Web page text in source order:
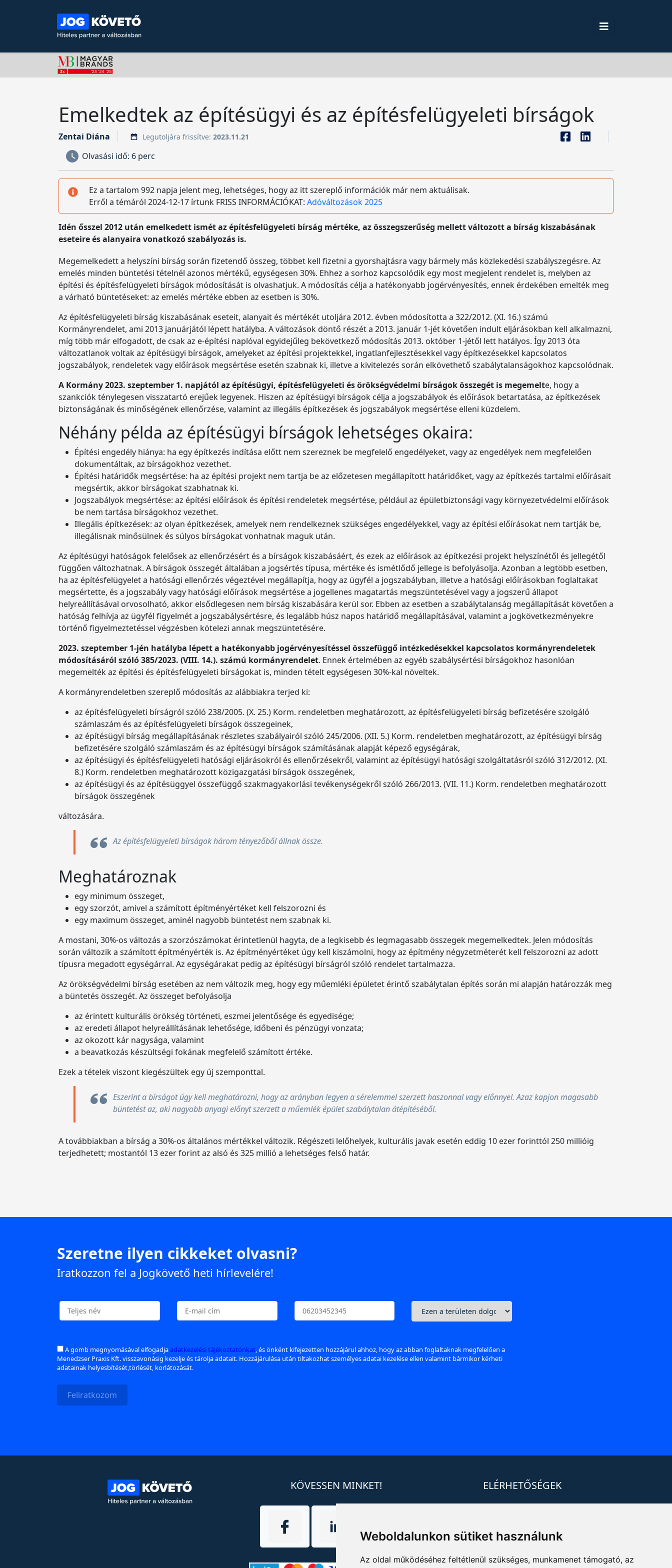
Weboldalunkon sütiket használunk
Az oldal működéséhez feltétlenül szükséges, munkamenet támogató, az
Emelkedtek az építésügyi és az építésfelügyeleti bírságok
Zentai Diána Legutoljára frissítve: 2023.11.21
Olvasási idő: 6 perc
Ez a tartalom 992 napja jelent meg, lehetséges, hogy az itt szereplő információk már nem aktuálisak.
Erről a témáról 2024-12-17 írtunk FRISS INFORMÁCIÓKAT: Adóváltozások 2025
Idén ősszel 2012 után emelkedett ismét az építésfelügyeleti bírság mértéke, az összegszerűség mellett változott a bírság kiszabásának
eseteire és alanyaira vonatkozó szabályozás is.
Megemelkedett a helyszíni bírság során fizetendő összeg, többet kell fizetni a gyorshajtásra vagy bármely más közlekedési szabályszegésre. Az
emelés minden büntetési tételnél azonos mértékű, egységesen 30%. Ehhez a sorhoz kapcsolódik egy most megjelent rendelet is, melyben az
építési és építésfelügyeleti bírságok módosítását is olvashatjuk. A módosítás célja a hatékonyabb jogérvényesítés, ennek érdekében emelték meg
a várható büntetéseket: az emelés mértéke ebben az esetben is 30%.
Az építésfelügyeleti bírság kiszabásának eseteit, alanyait és mértékét utoljára 2012. évben módosította a 322/2012. (XI. 16.) számú
Kormányrendelet, ami 2013 januárjától lépett hatályba. A változások döntő részét a 2013. január 1-jét követően indult eljárásokban kell alkalmazni,
míg több már elfogadott, de csak az e-építési naplóval egyidejűleg bekövetkező módosítás 2013. október 1-jétől lett hatályos. Így 2013 óta
változatlanok voltak az építésügyi bírságok, amelyeket az építési projektekkel, ingatlanfejlesztésekkel vagy építkezésekkel kapcsolatos
jogszabályok, rendeletek vagy előírások megsértése esetén szabnak ki, illetve a kivitelezés során elkövethető szabálytalanságokhoz kapcsolódnak.
A Kormány 2023. szeptember 1. napjától az építésügyi, építésfelügyeleti és örökségvédelmi bírságok összegét is megemelte, hogy a
szankciók ténylegesen visszatartó erejűek legyenek. Hiszen az építésügyi bírságok célja a jogszabályok és előírások betartatása, az építkezések
biztonságának és minőségének ellenőrzése, valamint az illegális építkezések és jogszabályok megsértése elleni küzdelem.
Néhány példa az építésügyi bírságok lehetséges okaira:
Építési engedély hiánya: ha egy építkezés indítása előtt nem szereznek be megfelelő engedélyeket, vagy az engedélyek nem megfelelően
dokumentáltak, az bírságokhoz vezethet.
Építési határidők megsértése: ha az építési projekt nem tartja be az előzetesen megállapított határidőket, vagy az építkezés tartalmi előírásait
megsértik, akkor bírságokat szabhatnak ki.
Jogszabályok megsértése: az építési előírások és építési rendeletek megsértése, például az épületbiztonsági vagy környezetvédelmi előírások
be nem tartása bírságokhoz vezethet.
Illegális építkezések: az olyan építkezések, amelyek nem rendelkeznek szükséges engedélyekkel, vagy az építési előírásokat nem tartják be,
illegálisnak minősülnek és súlyos bírságokat vonhatnak maguk után.
Az építésügyi hatóságok felelősek az ellenőrzésért és a bírságok kiszabásáért, és ezek az előírások az építkezési projekt helyszínétől és jellegétől
függően változhatnak. A bírságok összegét általában a jogsértés típusa, mértéke és ismétlődő jellege is befolyásolja. Azonban a legtöbb esetben,
ha az építésfelügyelet a hatósági ellenőrzés végeztével megállapítja, hogy az ügyfél a jogszabályban, illetve a hatósági előírásokban foglaltakat
megsértette, és a jogszabály vagy hatósági előírások megsértése a jogellenes magatartás megszüntetésével vagy a jogszerű állapot
helyreállításával orvosolható, akkor elsődlegesen nem bírság kiszabására kerül sor. Ebben az esetben a szabálytalanság megállapítását követően a
hatóság felhívja az ügyfél figyelmét a jogszabálysértésre, és legalább húsz napos határidő megállapításával, valamint a jogkövetkezményekre
történő figyelmeztetéssel végzésben kötelezi annak megszüntetésére.
2023. szeptember 1-jén hatályba lépett a hatékonyabb jogérvényesítéssel összefüggő intézkedésekkel kapcsolatos kormányrendeletek
módosításáról szóló 385/2023. (VIII. 14.). számú kormányrendelet. Ennek értelmében az egyéb szabálysértési bírságokhoz hasonlóan
megemelték az építési és építésfelügyeleti bírságokat is, minden tételt egységesen 30%-kal növeltek.
A kormányrendeletben szereplő módosítás az alábbiakra terjed ki:
az építésfelügyeleti bírságról szóló 238/2005. (X. 25.) Korm. rendeletben meghatározott, az építésfelügyeleti bírság befizetésére szolgáló
számlaszám és az építésfelügyeleti bírságok összegeinek,
az építésügyi bírság megállapításának részletes szabályairól szóló 245/2006. (XII. 5.) Korm. rendeletben meghatározott, az építésügyi bírság
befizetésére szolgáló számlaszám és az építésügyi bírságok számításának alapját képező egységárak,
az építésügyi és építésfelügyeleti hatósági eljárásokról és ellenőrzésekről, valamint az építésügyi hatósági szolgáltatásról szóló 312/2012. (XI.
8.) Korm. rendeletben meghatározott közigazgatási bírságok összegének,
az építésügyi és az építésüggyel összefüggő szakmagyakorlási tevékenységekről szóló 266/2013. (VII. 11.) Korm. rendeletben meghatározott
bírságok összegének
változására.
Az építésfelügyeleti bírságok három tényezőből állnak össze.
Meghatároznak
egy minimum összeget,
egy szorzót, amivel a számított építményértéket kell felszorozni és
egy maximum összeget, aminél nagyobb büntetést nem szabnak ki.
A mostani, 30%-os változás a szorzószámokat érintetlenül hagyta, de a legkisebb és legmagasabb összegek megemelkedtek. Jelen módosítás
során változik a számított építményérték is. Az építményértéket úgy kell kiszámolni, hogy az építmény négyzetméterét kell felszorozni az adott
típusra megadott egységárral. Az egységárakat pedig az építésügyi bírságról szóló rendelet tartalmazza.
Az örökségvédelmi bírság esetében az nem változik meg, hogy egy műemléki épületet érintő szabálytalan építés során mi alapján határozzák meg
a büntetés összegét. Az összeget befolyásolja
az érintett kulturális örökség történeti, eszmei jelentősége és egyedisége;
az eredeti állapot helyreállításának lehetősége, időbeni és pénzügyi vonzata;
az okozott kár nagysága, valamint
a beavatkozás készültségi fokának megfelelő számított értéke.
Ezek a tételek viszont kiegészültek egy új szemponttal.
Eszerint a bírságot úgy kell meghatározni, hogy az arányban legyen a sérelemmel szerzett haszonnal vagy előnnyel. Azaz kapjon magasabb
büntetést az, aki nagyobb anyagi előnyt szerzett a műemlék épület szabálytalan átépítéséből.
A továbbiakban a bírság a 30%-os általános mértékkel változik. Régészeti lelőhelyek, kulturális javak esetén eddig 10 ezer forinttól 250 millióig
terjedhetett; mostantól 13 ezer forint az alsó és 325 millió a lehetséges felső határ.
Szeretne ilyen cikkeket olvasni?
Iratkozzon fel a Jogkövető heti hírlevelére!
A gomb megnyomásával elfogadjaadatkezelési tájékoztatónkat, és önként kifejezetten hozzájárul ahhoz, hogy az abban foglaltaknak megfelelően a
Menedzser Praxis Kft. visszavonásig kezelje és tárolja adatait. Hozzájárulása után tiltakozhat személyes adatai kezelése ellen valamint bármikor kérheti
adatainak helyesbítését,törlését, korlátozását.
Feliratkozom
KÖVESSEN MINKET! ELÉRHETŐSÉGEK
info@mprx.hu